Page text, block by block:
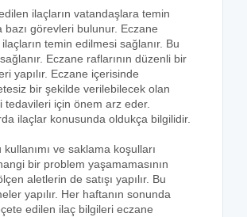
ilaçların vatandaşlara temin
görevleri bulunur. Eczane
temin edilmesi sağlanır. Bu
Eczane raflarının düzenli bir
yapılır. Eczane içerisinde
bir şekilde verilebilecek olan
tedavileri için önem arz eder.
ilaçlar konusunda oldukça bilgilidir.
ve saklama koşulları
bir problem yaşamamasının
aletlerin de satışı yapılır. Bu
yapılır. Her haftanın sonunda
edilen ilaç bilgileri eczane